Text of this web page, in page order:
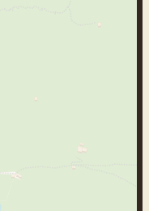
…
deine
wurde,